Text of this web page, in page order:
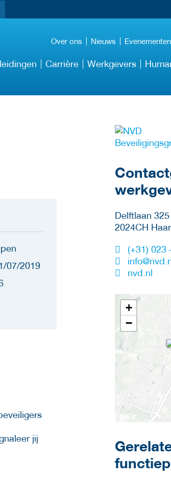
Over ons Nieuws Evenementen
Carrière Werkgevers
07/2019
jij
Meer
Delftlaan 325
2024CH
(+31) 023
nvd.nl
+
−